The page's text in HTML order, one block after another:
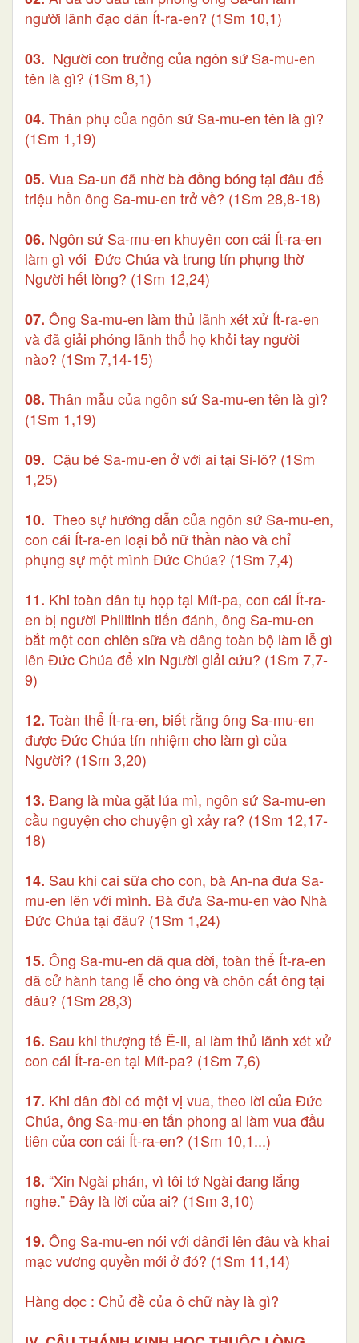
người lãnh đạo dân Ít-ra-en? (1Sm 10,1)
03. Người con trưởng của ngôn sứ Sa-mu-en
tên là gì? (1Sm 8,1)
04. Thân phụ của ngôn sứ Sa-mu-en tên là gì?
(1Sm 1,19)
05. Vua Sa-un đã nhờ bà đồng bóng tại đâu để
triệu hồn ông Sa-mu-en trở về? (1Sm 28,8-18)
06. Ngôn sứ Sa-mu-en khuyên con cái Ít-ra-en
làm gì với Đức Chúa và trung tín phụng thờ
Người hết lòng? (1Sm 12,24)
07. Ông Sa-mu-en làm thủ lãnh xét xử Ít-ra-en
và đã giải phóng lãnh thổ họ khỏi tay người
nào? (1Sm 7,14-15)
08. Thân mẫu của ngôn sứ Sa-mu-en tên là gì?
(1Sm 1,19)
09. Cậu bé Sa-mu-en ở với ai tại Si-lô? (1Sm
1,25)
10. Theo sự hướng dẫn của ngôn sứ Sa-mu-en,
con cái Ít-ra-en loại bỏ nữ thần nào và chỉ
phụng sự một mình Đức Chúa? (1Sm 7,4)
11. Khi toàn dân tụ họp tại Mít-pa, con cái Ít-ra-
en bị người Philitinh tiến đánh, ông Sa-mu-en
bắt một con chiên sữa và dâng toàn bộ làm lễ gì
lên Đức Chúa để xin Người giải cứu? (1Sm 7,7-
9)
12. Toàn thể Ít-ra-en, biết rằng ông Sa-mu-en
được Đức Chúa tín nhiệm cho làm gì của
Người? (1Sm 3,20)
13. Đang là mùa gặt lúa mì, ngôn sứ Sa-mu-en
cầu nguyện cho chuyện gì xảy ra? (1Sm 12,17-
18)
14. Sau khi cai sữa cho con, bà An-na đưa Sa-
mu-en lên với mình. Bà đưa Sa-mu-en vào Nhà
Đức Chúa tại đâu? (1Sm 1,24)
15. Ông Sa-mu-en đã qua đời, toàn thể Ít-ra-en
đã cử hành tang lễ cho ông và chôn cất ông tại
đâu? (1Sm 28,3)
16. Sau khi thượng tế Ê-li, ai làm thủ lãnh xét xử
con cái Ít-ra-en tại Mít-pa? (1Sm 7,6)
17. Khi dân đòi có một vị vua, theo lời của Đức
Chúa, ông Sa-mu-en tấn phong ai làm vua đầu
tiên của con cái Ít-ra-en? (1Sm 10,1...)
18. “Xin Ngài phán, vì tôi tớ Ngài đang lắng
nghe.” Đây là lời của ai? (1Sm 3,10)
19. Ông Sa-mu-en nói với dânđi lên đâu và khai
mạc vương quyền mới ở đó? (1Sm 11,14)
Hàng dọc : Chủ đề của ô chữ này là gì?